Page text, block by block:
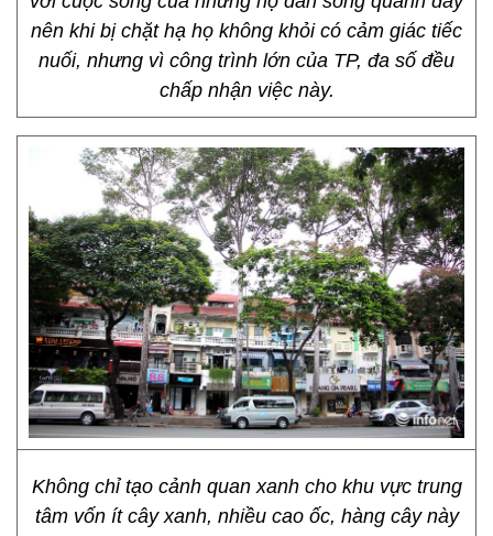
nên khi bị chặt hạ họ không khỏi có cảm giác tiếc
nuối, nhưng vì công trình lớn của TP, đa số đều
chấp nhận việc này.
Không chỉ tạo cảnh quan xanh cho khu vực trung
tâm vốn ít cây xanh, nhiều cao ốc, hàng cây này